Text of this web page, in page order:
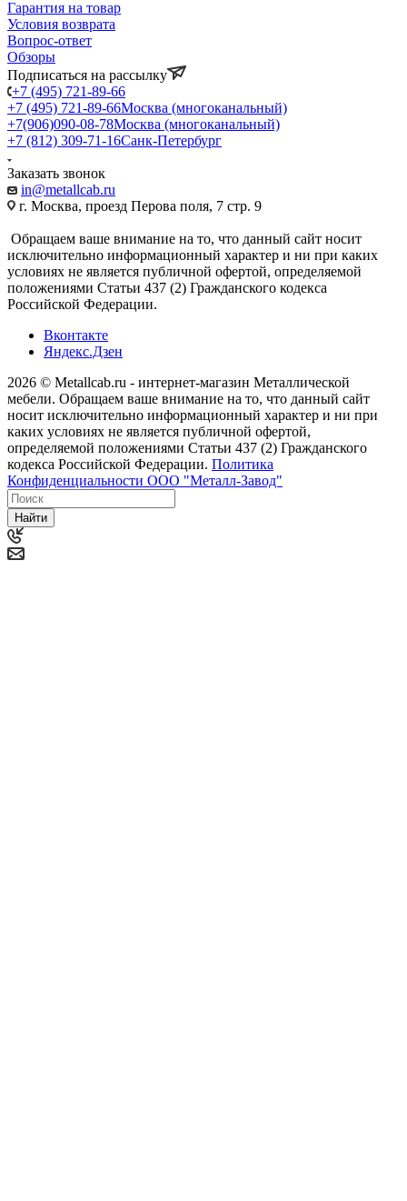
Гарантия на товар
Условия возврата
Вопрос-ответ
Обзоры
Подписаться на рассылку
+7 (495) 721-89-66
+7 (495) 721-89-66Москва (многоканальный)
+7(906)090-08-78Москва (многоканальный)
+7 (812) 309-71-16Санк-Петербург
Заказать звонок
in@metallcab.ru
г. Москва, проезд Перова поля, 7 стр. 9
Обращаем ваше внимание на то, что данный сайт носит
исключительно информационный характер и ни при каких
условиях не является публичной офертой, определяемой
положениями Статьи 437 (2) Гражданского кодекса
Российской Федерации.
Вконтакте
Яндекс.Дзен
2026 © Metallcab.ru - интернет-магазин Металлической
мебели. Обращаем ваше внимание на то, что данный сайт
носит исключительно информационный характер и ни при
каких условиях не является публичной офертой,
определяемой положениями Статьи 437 (2) Гражданского
кодекса Российской Федерации. Политика
Конфиденциальности ООО "Металл-Завод"
Найти